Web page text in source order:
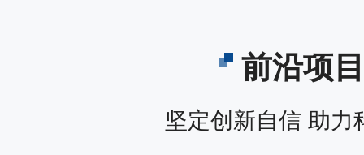
前沿项目
坚定创新自信 助力